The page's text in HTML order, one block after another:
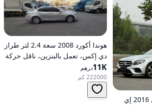
مرسيدس-بنز كلاس إي 2016 إي
هوندا أكورد 2008 سعة 2.4 لتر طراز
دي إكس، تعمل بالبنزين، ناقل حركة
أوتوماتيكي، دفع أمامي
11Kدرهم
222000 كم